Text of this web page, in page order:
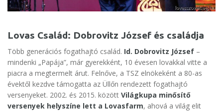
Lovas Család: Dobrovitz József és családja
Több generációs fogathajtó család. Id. Dobrovitz József –
mindenki „Papája”, már gyerekként, 10 évesen lovakkal vitte a
piacra a megtermelt árut. Felnőve, a TSZ elnökeként a 80-as
évektől kezdve támogatta az Üllőn rendezett fogathajtó
versenyeket. 2002. és 2015. között Világkupa minősítő
versenyek helyszíne lett a Lovasfarm, ahová a világ elit